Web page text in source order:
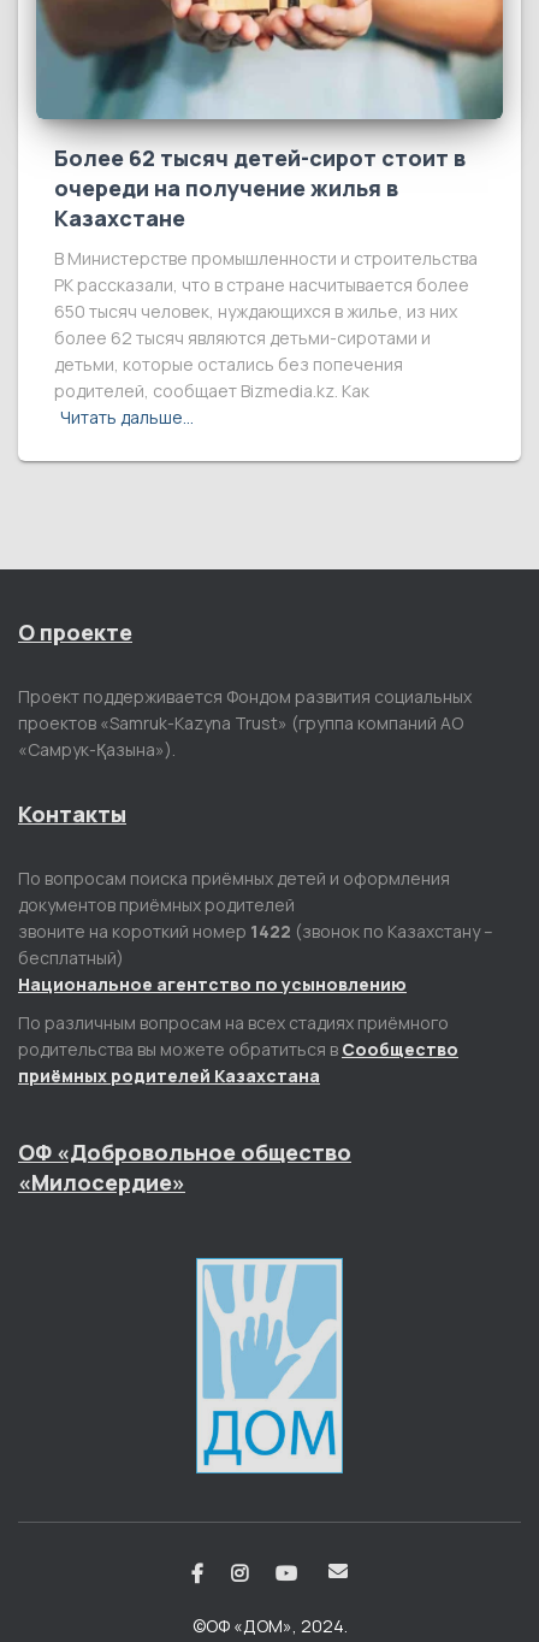
Более 62 тысяч детей-сирот стоит в
очереди на получение жилья в
Казахстане
В Министерстве промышленности и строительства
РК рассказали, что в стране насчитывается более
650 тысяч человек, нуждающихся в жилье, из них
более 62 тысяч являются детьми-сиротами и
детьми, которые остались без попечения
родителей, сообщает Bizmedia.kz. Как
Читать дальше…
О проекте
Проект поддерживается Фондом развития социальных
проектов «Samruk-Kazyna Trust» (группа компаний АО
«Самрук-Қазына»).
Контакты
По вопросам поиска приёмных детей и оформления
документов приёмных родителей
звоните на короткий номер 1422 (звонок по Казахстану –
бесплатный)
Национальное агентство по усыновлению
По различным вопросам на всех стадиях приёмного
родительства вы можете обратиться в Сообщество
приёмных родителей Казахстана
ОФ «Добровольное общество
«Милосердие»
©ОФ «ДОМ», 2024.